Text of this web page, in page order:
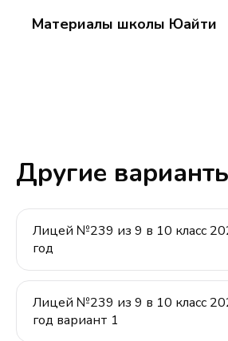
Материалы школы Юайти
Другие
Лицей №239 из 9 в 10 класс
год
Лицей №239 из 9 в 10 класс
год вариант 1